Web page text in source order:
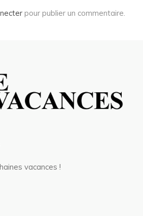
pour publier un commentaire.
vacances !